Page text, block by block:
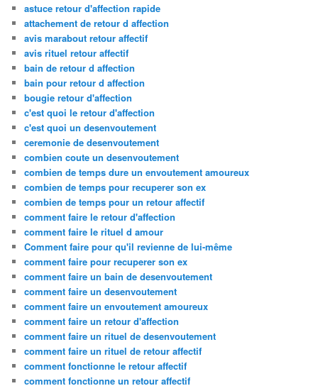
astuce retour d'affection rapide
attachement de retour d affection
avis marabout retour affectif
avis rituel retour affectif
bain de retour d affection
bain pour retour d affection
bougie retour d'affection
c'est quoi le retour d'affection
c'est quoi un desenvoutement
ceremonie de desenvoutement
combien coute un desenvoutement
combien de temps dure un envoutement amoureux
combien de temps pour recuperer son ex
combien de temps pour un retour affectif
comment faire le retour d'affection
comment faire le rituel d amour
Comment faire pour qu'il revienne de lui-même
comment faire pour recuperer son ex
comment faire un bain de desenvoutement
comment faire un desenvoutement
comment faire un envoutement amoureux
comment faire un retour d'affection
comment faire un rituel de desenvoutement
comment faire un rituel de retour affectif
comment fonctionne le retour affectif
comment fonctionne un retour affectif